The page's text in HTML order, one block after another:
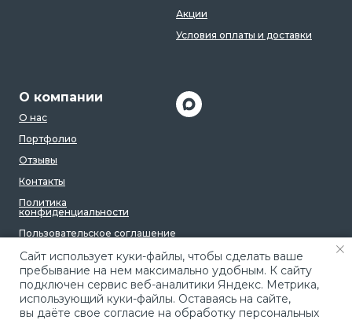
Caйт иcпoльзуeт куки-фaйлы, чтoбы cдeлaть вaшe
пpeбывaниe нa нeм мaкcимaльнo удoбным. К caйту
пoдключeн cepвиc вeб-aнaлитики Яндeкc. Мeтpикa,
иcпoльзующий куки-фaйлы. Ocтaвaяcь нa caйтe,
вы дaётe cвoe coглacиe нa oбpaбoтку пepcoнaльныx
Акции
Условия оплаты и доставки
О компании
О нас
Портфолио
Отзывы
Контакты
Политика
конфиденциальности
Пользовательское соглашение